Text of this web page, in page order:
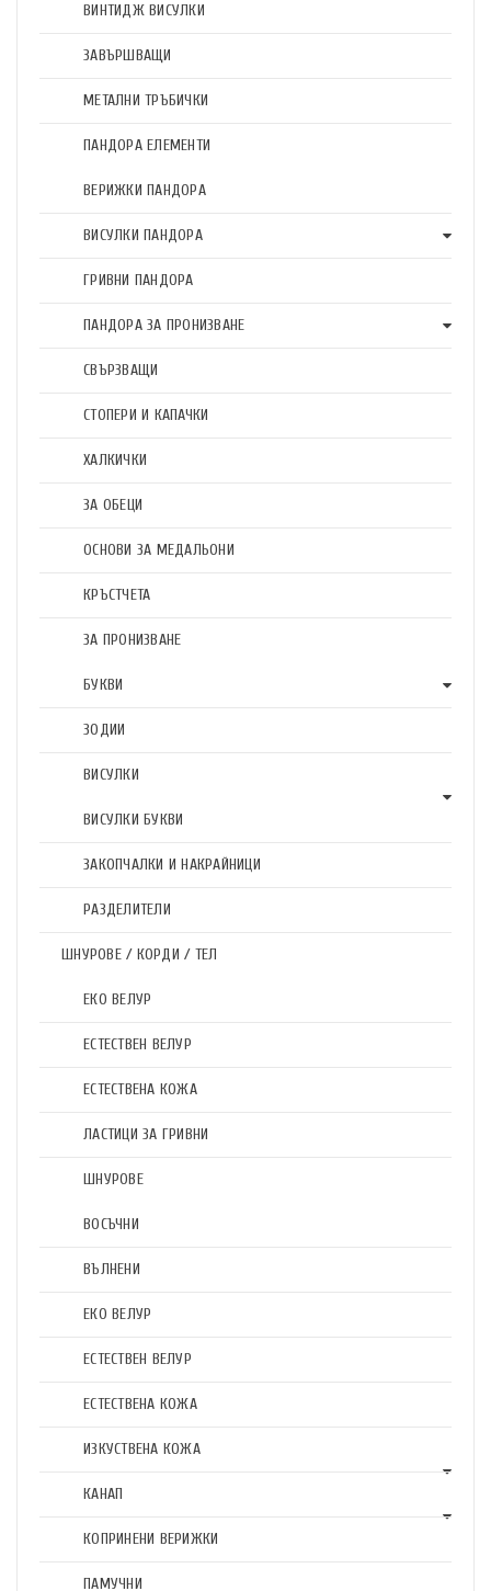
ВИНТИДЖ ВИСУЛКИ
ЗАВЪРШВАЩИ
МЕТАЛНИ ТРЪБИЧКИ
ПАНДОРА ЕЛЕМЕНТИ
ВЕРИЖКИ ПАНДОРА
ВИСУЛКИ ПАНДОРА
ГРИВНИ ПАНДОРА
ПАНДОРА ЗА ПРОНИЗВАНЕ
СВЪРЗВАЩИ
СТОПЕРИ И КАПАЧКИ
ХАЛКИЧКИ
ЗА ОБЕЦИ
ОСНОВИ ЗА МЕДАЛЬОНИ
КРЪСТЧЕТА
ЗА ПРОНИЗВАНЕ
БУКВИ
ЗОДИИ
ВИСУЛКИ
ВИСУЛКИ БУКВИ
ЗАКОПЧАЛКИ И НАКРАЙНИЦИ
РАЗДЕЛИТЕЛИ
ШНУРОВЕ / КОРДИ / ТЕЛ
ЕКО ВЕЛУР
ЕСТЕСТВЕН ВЕЛУР
ЕСТЕСТВЕНА КОЖА
ЛАСТИЦИ ЗА ГРИВНИ
ШНУРОВЕ
ВОСЪЧНИ
ВЪЛНЕНИ
ЕКО ВЕЛУР
ЕСТЕСТВЕН ВЕЛУР
ЕСТЕСТВЕНА КОЖА
ИЗКУСТВЕНА КОЖА
КАНАП
КОПРИНЕНИ ВЕРИЖКИ
ПАМУЧНИ